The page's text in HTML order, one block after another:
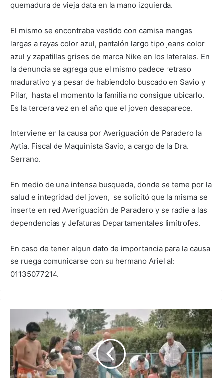
quemadura de vieja data en la mano izquierda.
El mismo se encontraba vestido con camisa mangas
largas a rayas color azul, pantalón largo tipo jeans color
azul y zapatillas grises de marca Nike en los laterales. En
la denuncia se agrega que el mismo padece retraso
madurativo y a pesar de habiendolo buscado en Savio y
Pilar, hasta el momento la familia no consigue ubicarlo.
Es la tercera vez en el año que el joven desaparece.
Interviene en la causa por Averiguación de Paradero la
Aytía. Fiscal de Maquinista Savio, a cargo de la Dra.
Serrano.
En medio de una intensa busqueda, donde se teme por la
salud e integridad del joven, se solicitó que la misma se
inserte en red Averiguación de Paradero y se radie a las
dependencias y Jefaturas Departamentales limítrofes.
En caso de tener algun dato de importancia para la causa
se ruega comunicarse con su hermano Ariel al:
01135077214.